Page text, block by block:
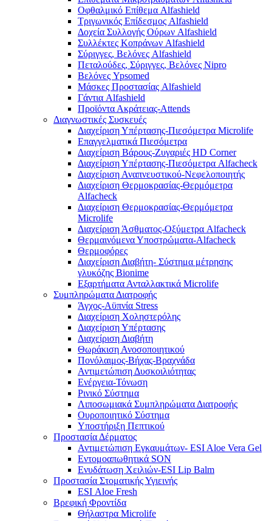
Οφθαλμικό Eπίθεμα Alfashield
Τριγωνικός Επίδεσμος Alfashield
Δοχεία Συλλογής Ούρων Alfashield
Συλλέκτες Κοπράνων Alfashield
Σύριγγες, Βελόνες Alfashield
Πεταλούδες, Σύριγγες, Βελόνες Nipro
Βελόνες Ypsomed
Μάσκες Προστασίας Alfashield
Γάντια Alfashield
Προϊόντα Ακράτειας-Attends
Διαγνωστικές Συσκευές
Διαχείριση Υπέρτασης-Πιεσόμετρα Microlife
Επαγγελματικά Πιεσόμετρα
Διαχείριση Βάρους-Ζυγαριές HD Corner
Διαχείριση Υπέρτασης-Πιεσόμετρα Alfacheck
Διαχείριση Αναπνευστικού-Νεφελοποιητής
Διαχείριση Θερμοκρασίας-Θερμόμετρα
Alfacheck
Διαχείριση Θερμοκρασίας-Θερμόμετρα
Microlife
Διαχείριση Άσθματος-Οξύμετρα Alfacheck
Θερμαινόμενα Υποστρώματα-Alfacheck
Θερμοφόρες
Διαχείριση Διαβήτη- Σύστημα μέτρησης
γλυκόζης Bionime
Εξαρτήματα Ανταλλακτικά Microlife
Συμπληρώματα Διατροφής
Άγχος-Αϋπνία Stress
Διαχείριση Χοληστερόλης
Διαχείριση Υπέρτασης
Διαχείριση Διαβήτη
Θωράκιση Ανοσοποιητικού
Πονόλαιμος-Βήχας-Βραχνάδα
Αντιμετώπιση Δυσκοιλιότητας
Eνέργεια-Τόνωση
Ρινικό Σύστημα
Λιποσωμιακά Συμπληρώματα Διατροφής
Ουροποιητικό Σύστημα
Υποστήριξη Πεπτικού
Προστασία Δέρματος
Αντιμετώπιση Εγκαυμάτων- ESI Aloe Vera Gel
Εντομοαπωθητικά SON
Ενυδάτωση Χειλιών-ESI Lip Balm
Προστασία Στοματικής Υγιεινής
ESI Αloe Fresh
Βρεφική Φροντίδα
Θήλαστρα Microlife